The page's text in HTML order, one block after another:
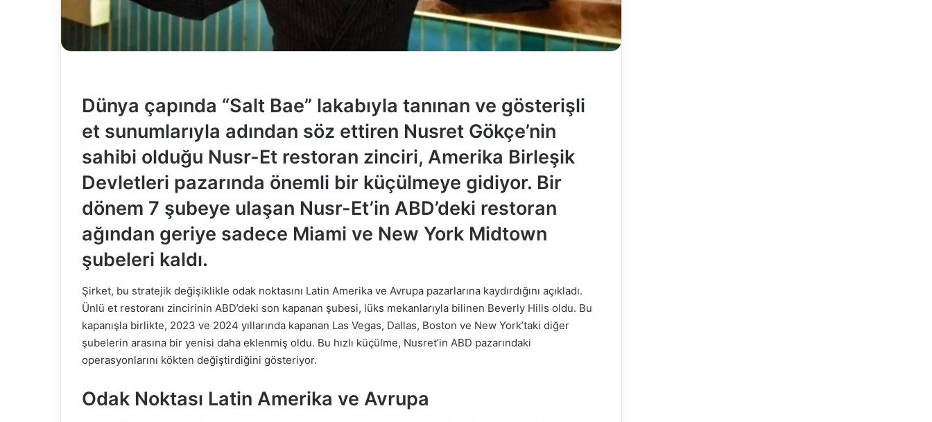
Dünya çapında “Salt Bae” lakabıyla tanınan ve gösterişli
et sunumlarıyla adından söz ettiren Nusret Gökçe’nin
sahibi olduğu Nusr-Et restoran zinciri, Amerika Birleşik
Devletleri pazarında önemli bir küçülmeye gidiyor. Bir
dönem 7 şubeye ulaşan Nusr-Et’in ABD’deki restoran
ağından geriye sadece Miami ve New York Midtown
şubeleri kaldı.
Şirket, bu stratejik değişiklikle odak noktasını Latin Amerika ve Avrupa pazarlarına kaydırdığını açıkladı.
Ünlü et restoranı zincirinin ABD’deki son kapanan şubesi, lüks mekanlarıyla bilinen Beverly Hills oldu. Bu
kapanışla birlikte, 2023 ve 2024 yıllarında kapanan Las Vegas, Dallas, Boston ve New York’taki diğer
şubelerin arasına bir yenisi daha eklenmiş oldu. Bu hızlı küçülme, Nusret’in ABD pazarındaki
operasyonlarını kökten değiştirdiğini gösteriyor.
Odak Noktası Latin Amerika ve Avrupa